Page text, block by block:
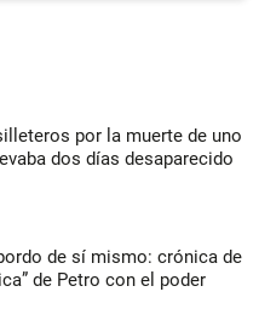
por la muerte de uno
dos días desaparecido
de sí mismo: crónica de
de Petro con el poder